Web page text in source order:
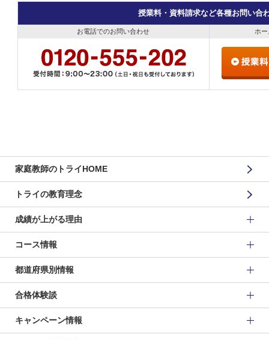
授業料・資料請求など各種お問い合
お電話でのお問い合わせ ホ
家庭教師のトライHOME
トライの教育理念
成績が上がる理由
コース情報
都道府県別情報
合格体験談
キャンペーン情報